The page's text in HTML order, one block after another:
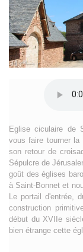
Eglise ciculaire de
vous faire tourner
son retour de
Sépulcre de
goût des églises
à Saint-Bonnet et
Le portail d'entrée,
construction
début du XVIIe
bien étrange cette